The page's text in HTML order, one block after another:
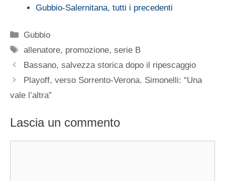
Gubbio-Salernitana, tutti i precedenti
Categorie
Gubbio
Tag
allenatore, promozione,serie B
Bassano, salvezza storica dopo il ripescaggio
Playoff, verso Sorrento-Verona. Simonelli: “Una
vale l’altra”
Lascia un commento